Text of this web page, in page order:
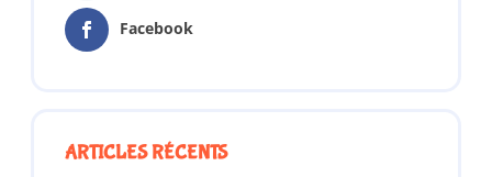
Facebook
ARTICLES RÉCENTS